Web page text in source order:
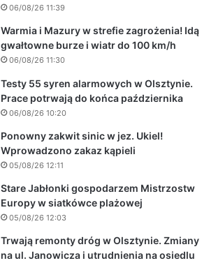
06/08/26 11:39
Warmia i Mazury w strefie zagrożenia! Idą
gwałtowne burze i wiatr do 100 km/h
06/08/26 11:30
Testy 55 syren alarmowych w Olsztynie.
Prace potrwają do końca października
06/08/26 10:20
Ponowny zakwit sinic w jez. Ukiel!
Wprowadzono zakaz kąpieli
05/08/26 12:11
Stare Jabłonki gospodarzem Mistrzostw
Europy w siatkówce plażowej
05/08/26 12:03
Trwają remonty dróg w Olsztynie. Zmiany
na ul. Janowicza i utrudnienia na osiedlu